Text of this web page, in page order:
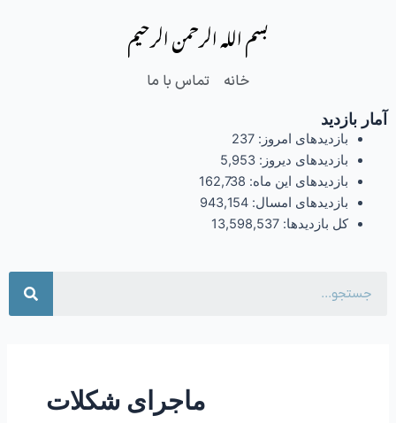
بسم الله الرحمن الرحیم
خانه تماس با ما
آمار بازدید
بازدیدهای امروز: 237
بازدیدهای دیروز: 5,953
بازدیدهای این ماه: 162,738
بازدیدهای امسال: 943,154
کل بازدیدها: 13,598,537
ماجرای شکلات